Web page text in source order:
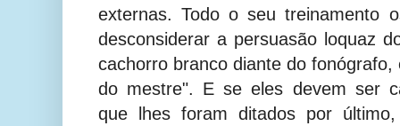
externas. Todo o seu treinamento
desconsiderar a persuasão loquaz
cachorro branco diante do
do mestre". E se eles devem ser
que lhes foram ditados por